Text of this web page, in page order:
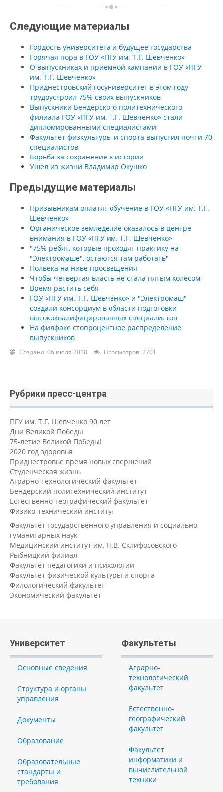
Следующие материалы
Гордость университета и будущее государства
Горячая пора в ГОУ «ПГУ им. Т.Г. Шевченко»
О выпускниках и приёмной кампании в ГОУ «ПГУ
им. Т.Г. Шевченко»
Приднестровский госуниверситет в этом году
трудоустроил 75% своих выпускников
Выпускники Бендерского политехнического
филиала ГОУ «ПГУ им. Т.Г. Шевченко» стали
дипломированными специалистами
Факультет физкультуры и спорта выпустил почти 70
специалистов
Борьба за сохранение в истории
Ушел из жизни Владимир Окушко
Предыдущие материалы
Призывникам оплатят обучение в ГОУ «ПГУ им. Т.Г.
Шевченко»
Органическое земледелие оказалось в центре
внимания в ГОУ «ПГУ им. Т.Г. Шевченко»
"75% ребят, которые проходят практику на
"Электромаше", остаются там работать"
Полвека на ниве просвещения
Чтобы четвертая власть не стала пятым колесом
Время растить себя
ГОУ «ПГУ им. Т.Г. Шевченко» и "Электромаш"
создали консорциум в области подготовки
высококвалифицированных специалистов
На филфаке стопроцентное распределение
выпускников
Создано: 06 июля 2018 Просмотров: 2701
Рубрики пресс-центра
ПГУ им. Т.Г. Шевченко 90 лет
Дни Великой Победы
75-летие Великой Победы!
2020 год здоровья
Приднестровье время новых свершений
Студенческая жизнь
Аграрно-технологический факультет
Бендерский политехнический институт
Естественно-географический факультет
Физико-технический институт
Факультет государственного управления и социально-
гуманитарных наук
Медицинский институт им. Н.В. Склифосовского
Рыбницкий филиал
Факультет педагогики и психологии
Факультет физической культуры и спорта
Филологический факультет
Экономический факультет
Университет
Основные сведения
Структура и органы
управления
Документы
Образование
Образовательные
стандарты и
требования
Факультеты
Аграрно-
технологический
факультет
Естественно-
географический
факультет
Факультет
информатики и
вычислительной
техники